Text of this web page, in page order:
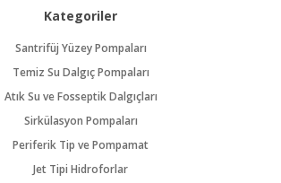
Kategoriler
Santrifüj Yüzey Pompaları
Temiz Su Dalgıç Pompaları
Atık Su ve Fosseptik Dalgıçları
Sirkülasyon Pompaları
Periferik Tip ve Pompamat
Jet Tipi Hidroforlar